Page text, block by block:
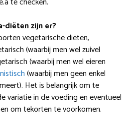
diëten zijn er?
vegetarische diëten,
(waarbij men wel zuivel
(waarbij men wel eieren
(waarbij men geen enkel
Het is belangrijk om te
variatie in de voeding en eventueel
om tekorten te voorkomen.